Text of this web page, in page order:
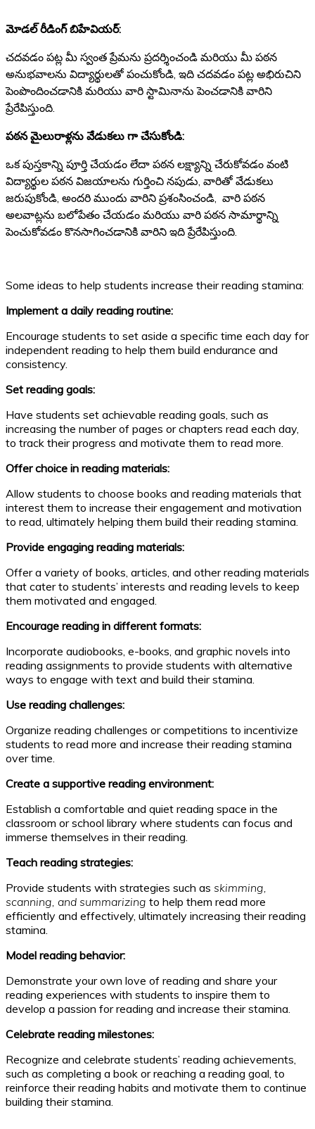
మోడల్ రీడింగ్ బిహేవియర్:
చదవడం పట్ల మీ స్వంత ప్రేమను ప్రదర్శించండి మరియు మీ పఠన
అనుభవాలను విద్యార్థులతో పంచుకోండి, ఇది చదవడం పట్ల అభిరుచిని
పెంపొందించడానికి మరియు వారి స్టామినాను పెంచడానికి వారిని
ప్రేరేపిస్తుంది.
పఠన మైలురాళ్లను వేడుకలు గా చేసుకోండి:
ఒక పుస్తకాన్ని పూర్తి చేయడం లేదా పఠన లక్ష్యాన్ని చేరుకోవడం వంటి
విద్యార్థుల పఠన విజయాలను గుర్తించి నపుడు, వారితో వేడుకలు
జరుపుకోండి, అందరి ముందు వారిని ప్రశంసించండి, వారి పఠన
అలవాట్లను బలోపేతం చేయడం మరియు వారి పఠన సామార్థాన్ని
పెంచుకోవడం కొనసాగించడానికి వారిని ఇది ప్రేరేపిస్తుంది.
Some ideas to help students increase their reading stamina:
Implement a daily reading routine:
Encourage students to set aside a specific time each day for
independent reading to help them build endurance and
consistency.
Set reading goals:
Have students set achievable reading goals, such as
increasing the number of pages or chapters read each day,
to track their progress and motivate them to read more.
Offer choice in reading materials:
Allow students to choose books and reading materials that
interest them to increase their engagement and motivation
to read, ultimately helping them build their reading stamina.
Provide engaging reading materials:
Offer a variety of books, articles, and other reading materials
that cater to students’ interests and reading levels to keep
them motivated and engaged.
Encourage reading in different formats:
Incorporate audiobooks, e-books, and graphic novels into
reading assignments to provide students with alternative
ways to engage with text and build their stamina.
Use reading challenges:
Organize reading challenges or competitions to incentivize
students to read more and increase their reading stamina
over time.
Create a supportive reading environment:
Establish a comfortable and quiet reading space in the
classroom or school library where students can focus and
immerse themselves in their reading.
Teach reading strategies:
Provide students with strategies such as skimming,
scanning, and summarizing to help them read more
efficiently and effectively, ultimately increasing their reading
stamina.
Model reading behavior:
Demonstrate your own love of reading and share your
reading experiences with students to inspire them to
develop a passion for reading and increase their stamina.
Celebrate reading milestones:
Recognize and celebrate students’ reading achievements,
such as completing a book or reaching a reading goal, to
reinforce their reading habits and motivate them to continue
building their stamina.